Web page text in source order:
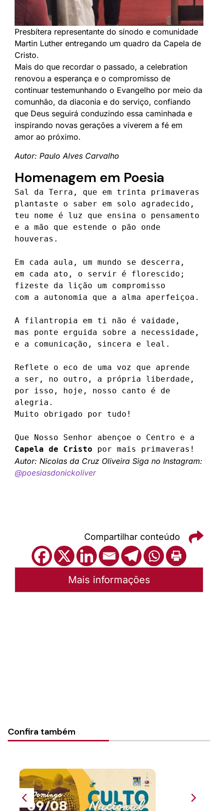
Presbítera representante do sínodo e comunidade
Martin Luther entregando um quadro da Capela de
Cristo.
Mais do que recordar o passado, a celebration
renovou a esperança e o compromisso de
continuar testemunhando o Evangelho por meio da
comunhão, da diaconia e do serviço, confiando
que Deus seguirá conduzindo essa caminhada e
inspirando novas gerações a viverem a fé em
amor ao próximo.
Autor: Paulo Alves Carvalho
Homenagem em Poesia
Sal da Terra, que em trinta primaveras
plantaste o saber em solo agradecido,
teu nome é luz que ensina o pensamento
e a mão que estende o pão onde
houveras.
Em cada aula, um mundo se descerra,
em cada ato, o servir é florescido;
fizeste da lição um compromisso
com a autonomia que a alma aperfeiçoa.
A filantropia em ti não é vaidade,
mas ponte erguida sobre a necessidade,
e a comunicação, sincera e leal.
Reflete o eco de uma voz que aprende
a ser, no outro, a própria liberdade,
por isso, hoje, nosso canto é de
alegria.
Muito obrigado por tudo!
Capela de Cristo por mais primaveras!
Autor: Nicolas da Cruz Oliveira Siga no Instagram:
@poesiasdonickoliver
Compartilhar conteúdo
Mais informações
Confira também